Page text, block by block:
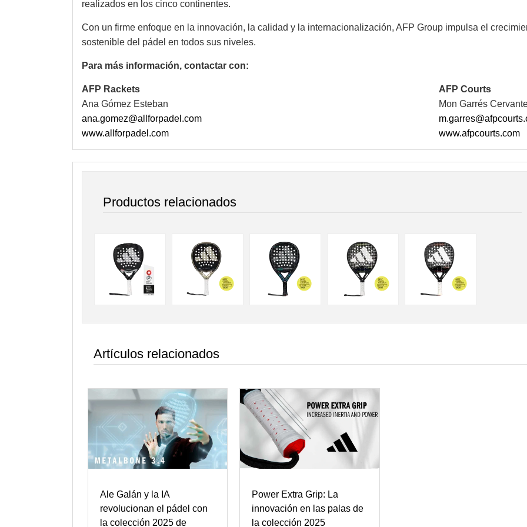
realizados en los cinco continentes.
Con un firme enfoque en la innovación, la calidad y la internacionalización, AFP Group impulsa el
sostenible del pádel en todos sus niveles.
Para más información, contactar con:
AFP Rackets
Ana Gómez Esteban
ana.gomez@allforpadel.com
www.allforpadel.com
AFP Courts
Mon Garrés
www.afpcourts.com
Productos relacionados
Artículos relacionados
Ale Galán y la IA
revolucionan el pádel con
la colección 2025 de
Power Extra Grip: La
innovación en las palas de
la colección 2025